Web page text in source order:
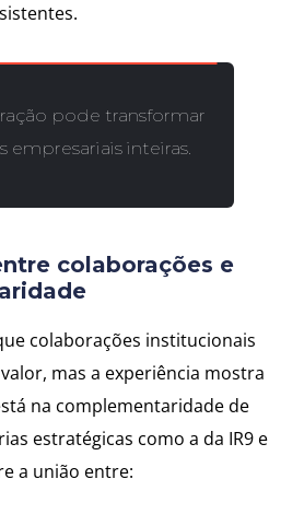
pode transformar
empresariais inteiras.
colaborações e
colaborações institucionais
mas a experiência mostra
na complementaridade de
estratégicas como a da IR9 e
a união entre: